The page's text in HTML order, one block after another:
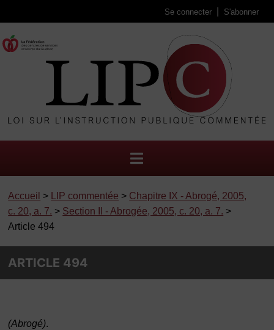
Se connecter S'abonner
Accueil > LIP commentée > Chapitre IX - Abrogé, 2005,
c. 20, a. 7. > Section II - Abrogée, 2005, c. 20, a. 7. >
Article 494
ARTICLE 494
(Abrogé).